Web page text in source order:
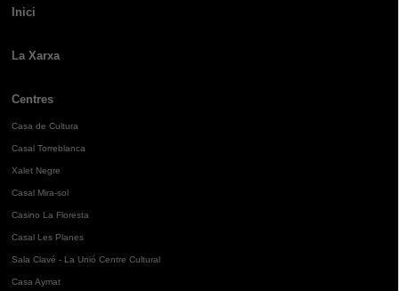
Inici
La Xarxa
Centres
Casa de Cultura
Casal Torreblanca
Xalet Negre
Casal Mira-sol
Casino La Floresta
Casal Les Planes
Sala Clavé - La Unió Centre Cultural
Casa Aymat